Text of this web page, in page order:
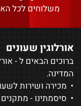
משלוחים לכל
אורלוגין שעונים
המדינה.
• מכירה ושירות
• סיסמתינו -